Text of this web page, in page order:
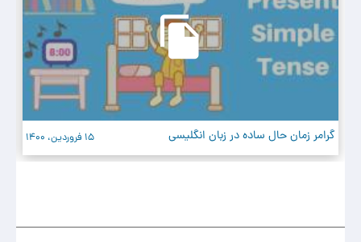
گرامر زمان حال ساده در زبان انگلیسی 15 فروردین، 1400